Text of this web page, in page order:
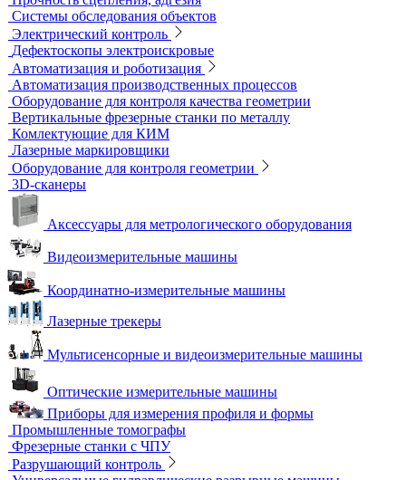
Течеискатели корреляционные
Течеискатели многодатчиковые
Трассотечеискатели
Контроль в строительстве
Виброизмерительные приборы
Диагностика свай
Измерители теплопроводности
Контроль арматуры
Контроль дорог и грунтов
Контроль прочности бетона
Приборы теплового контроля
Прочность сцепления, адгезия
Системы обследования объектов
Электрический контроль
Дефектоскопы электроискровые
Автоматизация и роботизация
Автоматизация производственных процессов
Оборудование для контроля качества геометрии
Вертикальные фрезерные станки по металлу
Комлектующие для КИМ
Лазерные маркировщики
Оборудование для контроля геометрии
3D-сканеры
Аксессуары для метрологического оборудования
Видеоизмерительные машины